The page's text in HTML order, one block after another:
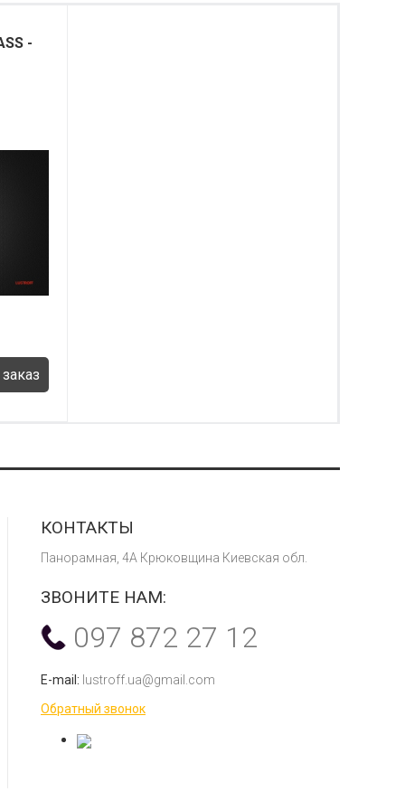
-
КОНТАКТЫ
Панорамная, 4А Крюковщина Киевская обл.
ЗВОНИТЕ НАМ:
097 872 27 12
E-mail: lustroff.ua@gmail.com
Обратный звонок